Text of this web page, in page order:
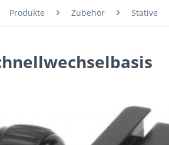
Produkte Zubehör Stative